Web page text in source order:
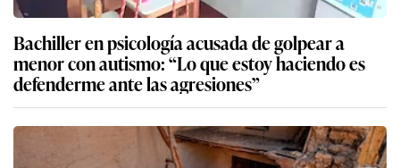
Bachiller en psicología acusada de golpear a
menor con autismo: “Lo que estoy haciendo es
defenderme ante las agresiones”